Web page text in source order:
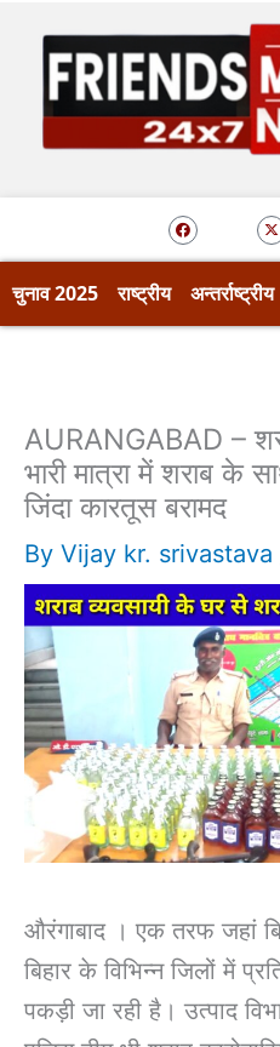
content
F
a
c
e
X
-
t
t
t
r
चुनाव 2025 राष्ट्रीय अन्तर्राष्ट्रीय
AURANGABAD –
भारी मात्रा में शराब के
जिंदा कारतूस बरामद
By Vijay kr. srivastava
औरंगाबाद । एक तरफ जहां
बिहार के विभिन्न जिलों में
पकड़ी जा रही है। उत्पाद